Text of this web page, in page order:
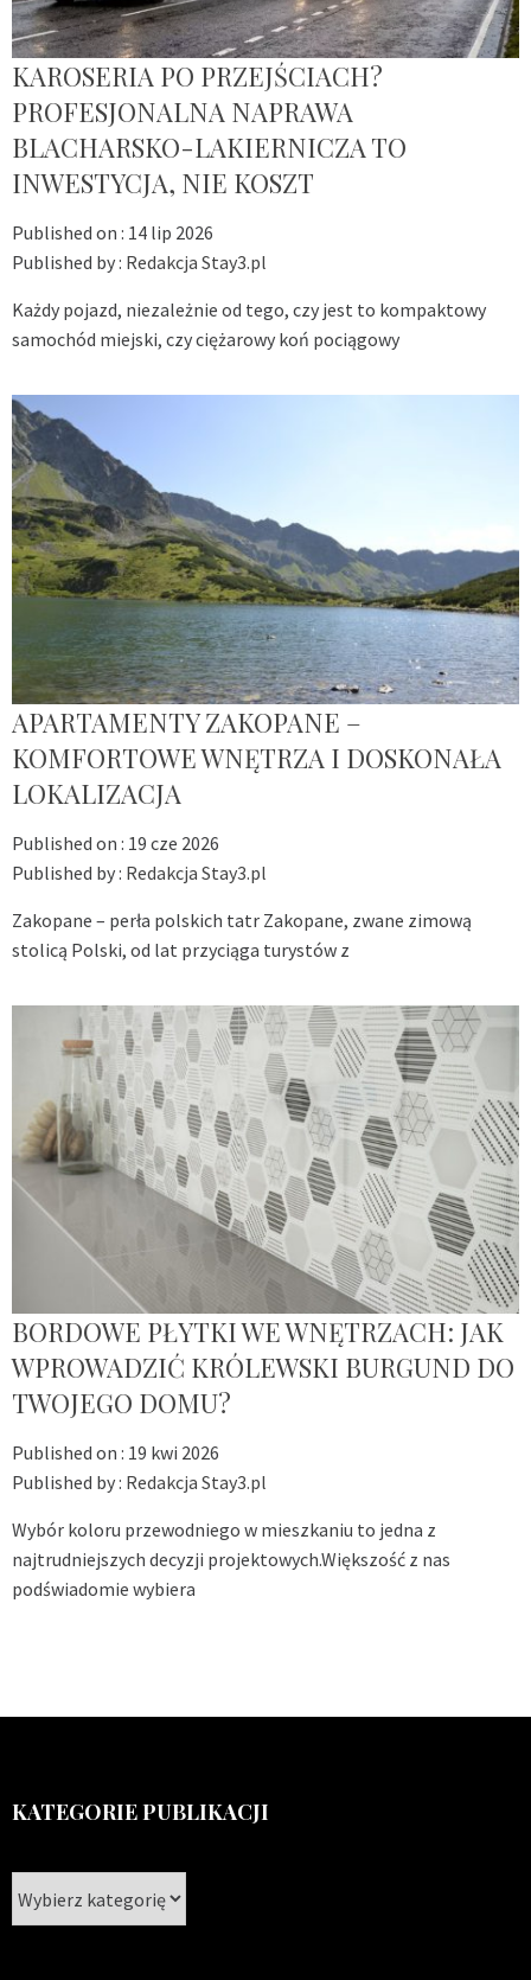
KAROSERIA PO PRZEJŚCIACH?
PROFESJONALNA NAPRAWA
BLACHARSKO-LAKIERNICZA TO
INWESTYCJA, NIE KOSZT
Published on : 14 lip 2026
Published by : Redakcja Stay3.pl
Każdy pojazd, niezależnie od tego, czy jest to kompaktowy
samochód miejski, czy ciężarowy koń pociągowy
APARTAMENTY ZAKOPANE –
KOMFORTOWE WNĘTRZA I DOSKONAŁA
LOKALIZACJA
Published on : 19 cze 2026
Published by : Redakcja Stay3.pl
Zakopane – perła polskich tatr Zakopane, zwane zimową
stolicą Polski, od lat przyciąga turystów z
BORDOWE PŁYTKI WE WNĘTRZACH: JAK
WPROWADZIĆ KRÓLEWSKI BURGUND DO
TWOJEGO DOMU?
Published on : 19 kwi 2026
Published by : Redakcja Stay3.pl
Wybór koloru przewodniego w mieszkaniu to jedna z
najtrudniejszych decyzji projektowych.Większość z nas
podświadomie wybiera
KATEGORIE PUBLIKACJI
publikacji